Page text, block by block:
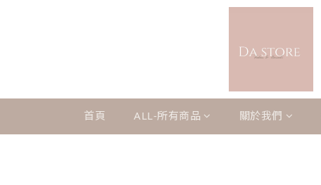
首頁 ALL-所有商品 關於我們